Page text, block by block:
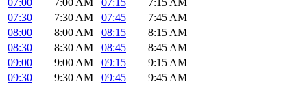
07:00
7:00 AM 07:15
7:15 AM
07:30
7:30 AM 07:45
7:45 AM
08:00
8:00 AM 08:15
8:15 AM
08:30
8:30 AM 08:45
8:45 AM
09:00
9:00 AM 09:15
9:15 AM
09:30
9:30 AM 09:45
9:45 AM